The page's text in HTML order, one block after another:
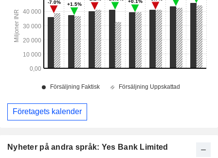
Nyheter på andra språk: Yes Bank Limited
Företagets kalender